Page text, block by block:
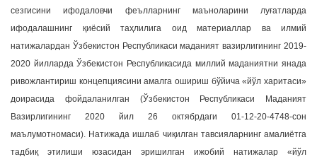
сезгисини ифодаловчи феълларнинг маъноларини луғатларда
ифодалашнинг қиёсий таҳлилига оид материаллар ва илмий
натижалардан Ўзбекистон Республикаси маданият вазирлигининг 2019-
2020 йилларда Ўзбекистон Республикасида миллий маданиятни янада
ривожлантириш концепциясини амалга ошириш бўйича «йўл харитаси»
доирасида фойдаланилган (Ўзбекистон Республикаси Маданият
Вазирлигининг 2020 йил 26 октябрдаги 01-12-20-4748-сон
маълумотномаси). Натижада ишлаб чиқилган тавсияларнинг амалиётга
тадбиқ этилиши юзасидан эришилган ижобий натижалар «йўл